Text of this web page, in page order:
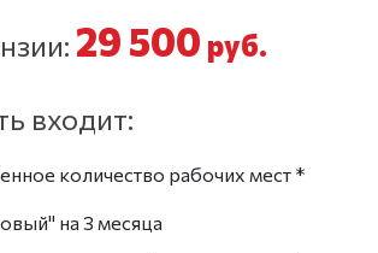
29 500 руб.
входит:
количество рабочих мест *
на 3 месяца